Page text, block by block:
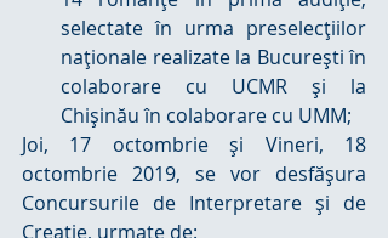
selectate în urma preselecţiilor
naţionale realizate la Bucureşti în
colaborare cu UCMR şi la
Chişinău în colaborare cu UMM;
Joi, 17 octombrie şi Vineri, 18
octombrie 2019, se vor desfăşura
Concursurile de Interpretare şi de
Creaţie, urmate de: